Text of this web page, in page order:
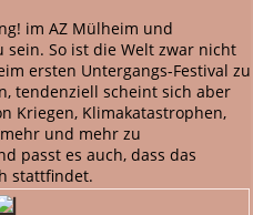
im AZ Mülheim und
So ist die Welt zwar nicht
ersten Untergangs-Festival zu
tendenziell scheint sich aber
Kriegen, Klimakatastrophen,
und mehr zu
passt es auch, dass das
stattfindet.